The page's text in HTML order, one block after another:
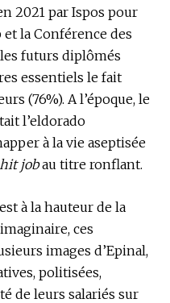
2021 par Ispos pour
la Conférence des
futurs diplômés
essentiels le fait
(76%). A l’époque, le
l’eldorado
à la vie aseptisée
jobau titre ronflant.
à la hauteur de la
ces
images d’Epinal,
politisées,
de leurs salariés sur